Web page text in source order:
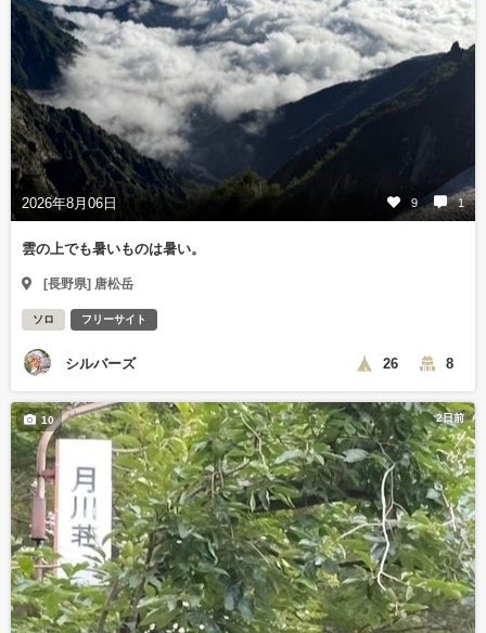
2026年8月06日 9 1
雲の上でも暑いものは暑い。
[長野県] 唐松岳
ソロ フリーサイト
シルバーズ 26 8
2日前
10